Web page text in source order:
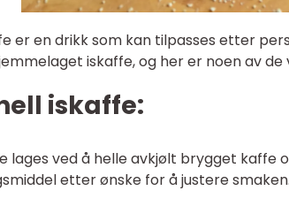
er en drikk som kan tilpasses etter
iskaffe, og her er noen av de
iskaffe:
lages ved å helle avkjølt brygget kaffe
etter ønske for å justere smaken.